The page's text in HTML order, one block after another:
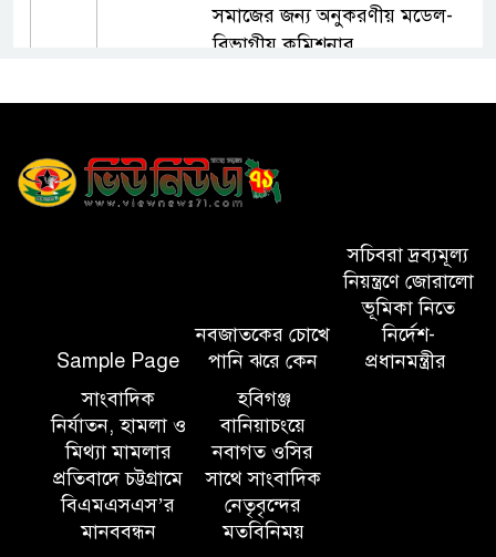
সমাজের জন্য অনুকরণীয় মডেল-
বিভাগীয় কমিশনার
সিলেট মেট্রোপলিটন পুলিশ
অর্পণ ও জুলাই গণঅভ্যুত্থানের
শহীদদের প্রতি গভীর শ্রদ্ধা নিবেদন করেন
১০ লাখ টাকার চেক ডিজঅনার
মামলায় এক বছরের সাজা
‘সমন্বিত উদ্যোগেই গড়ে উঠবে
আধুনিক সিলেট’ – বাণিজ্যমন্ত্রী
ত্রিতরঙ্গের বাদল সাঁঝের বর্ণাঢ্য
আয়োজন ‘শ্রাবনের মেঘগুলো’
সিলেট রেঞ্জের ডিআইজি জুলাই
Sample Page
নবজাতকের চোখে
পানি ঝরে কেন
সচিবরা দ্রব্যমূল্য
নিয়ন্ত্রণে জোরালো
ভূমিকা নিতে
নির্দেশ-
প্রধানমন্ত্রীর
সাংবাদিক
নির্যাতন, হামলা ও
মিথ্যা মামলার
প্রতিবাদে চট্টগ্রামে
বিএমএসএস’র
মানববন্ধন
হবিগঞ্জ
বানিয়াচংয়ে
নবাগত ওসির
সাথে সাংবাদিক
নেতৃবৃন্দের
মতবিনিময়